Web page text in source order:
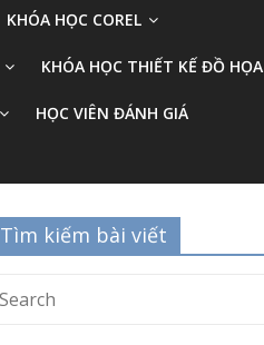
KHÓA HỌC COREL
KHÓA HỌC THIẾT KẾ ĐỒ HỌA
HỌC VIÊN ĐÁNH GIÁ
Tìm kiếm bài viết